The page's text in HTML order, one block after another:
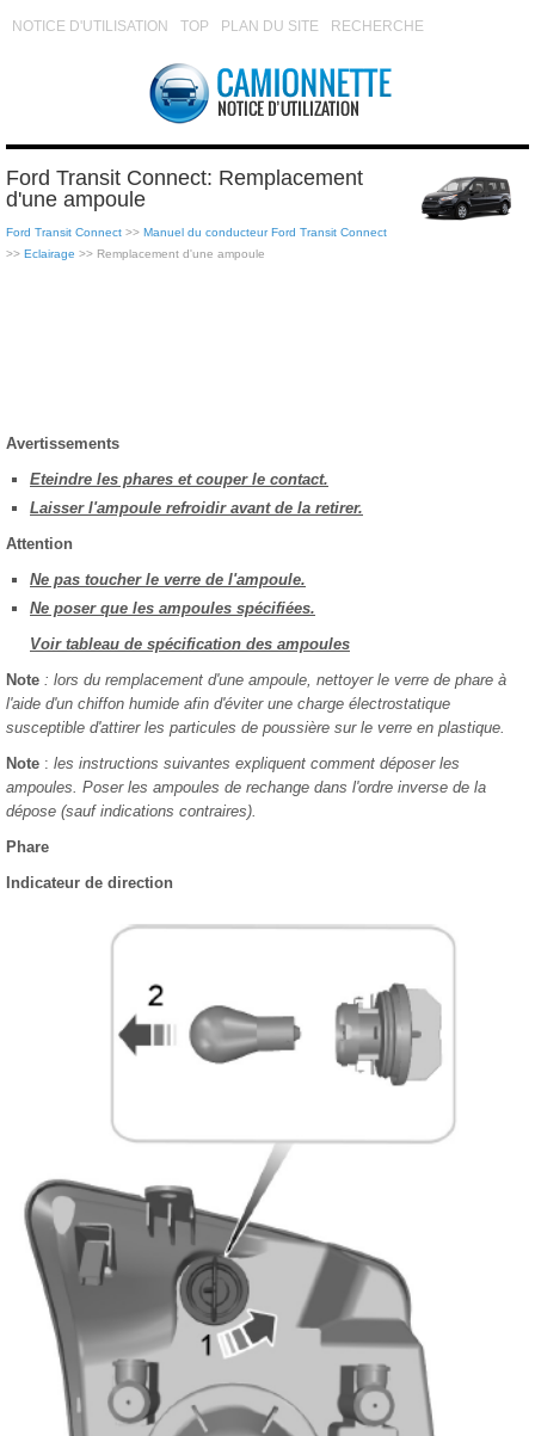
NOTICE D'UTILISATION TOP PLAN DU SITE RECHERCHE
Ford Transit Connect: Remplacement
d'une ampoule
Ford Transit Connect >> Manuel du conducteur Ford Transit Connect
>> Eclairage >> Remplacement d'une ampoule
Avertissements
Eteindre les phares et couper le contact.
Laisser l'ampoule refroidir avant de la retirer.
Attention
Ne pas toucher le verre de l'ampoule.
Ne poser que les ampoules spécifiées.
Voir tableau de spécification des ampoules
Note : lors du remplacement d'une ampoule, nettoyer le verre de phare à
l'aide d'un chiffon humide afin d'éviter une charge électrostatique
susceptible d'attirer les particules de poussière sur le verre en plastique.
Note : les instructions suivantes expliquent comment déposer les
ampoules. Poser les ampoules de rechange dans l'ordre inverse de la
dépose (sauf indications contraires).
Phare
Indicateur de direction